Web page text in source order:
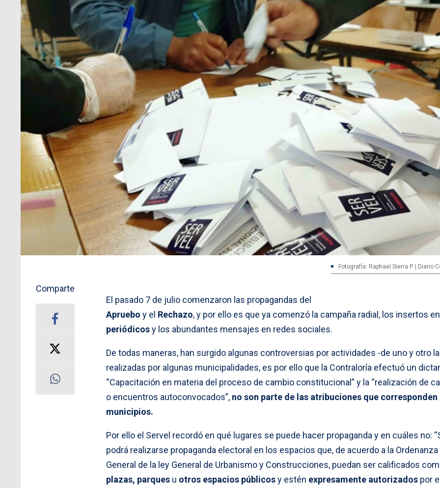
Fotografía: Raphael Sierra P. | Diario
Comparte
El pasado 7 de julio comenzaron las propagandas del
Apruebo y el Rechazo, y por ello es que ya comenzó la campaña radial, los insertos
periódicosy los abundantes mensajes en redes sociales.
De todas maneras, han surgido algunas controversias por actividades -de uno y otro
realizadas por algunas municipalidades, es por ello que la Contraloría efectuó un
“Capacitación en materia del proceso de cambio constitucional” y la “realización de
o encuentros autoconvocados”, no son parte de las atribuciones que corresponden
municipios.
Por ello el Servel recordó en qué lugares se puede hacer propaganda y en cuáles no:
podrá realizarse propaganda electoral en los espacios que, de acuerdo a la Ordenanza
General de la ley General de Urbanismo y Construcciones, puedan ser calificados
plazas, parques u otros espacios públicosy estén expresamente autorizados por